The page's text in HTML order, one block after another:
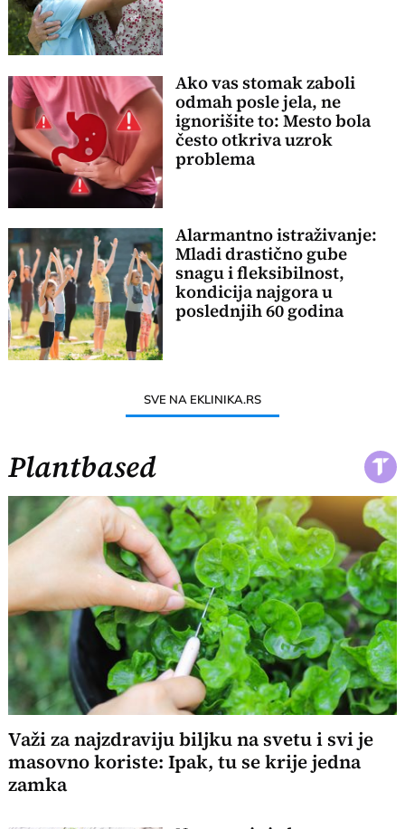
Ako vas stomak zaboli
odmah posle jela, ne
ignorišite to: Mesto bola
često otkriva uzrok
problema
Alarmantno istraživanje:
Mladi drastično gube
snagu i fleksibilnost,
kondicija najgora u
poslednjih 60 godina
SVE NA EKLINIKA.RS
Plantbased
Važi za najzdraviju biljku na svetu i svi je
masovno koriste: Ipak, tu se krije jedna
zamka